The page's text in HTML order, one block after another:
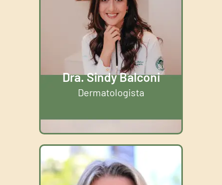
Dra. Sindy Balconi
Dermatologista